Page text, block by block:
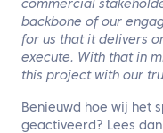
commercial
backbone of our
for us that it delivers
execute. With that in
this project with our
Benieuwd hoe wij het
geactiveerd? Lees